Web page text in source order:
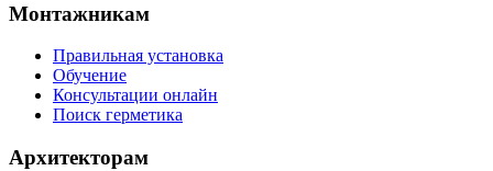
Монтажникам
Правильная установка
Обучение
Консультации онлайн
Поиск герметика
Архитекторам